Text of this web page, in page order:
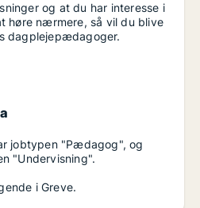
og at du har interesse i
høre nærmere, så vil du blive
dagplejepædagoger.
jobtypen "Pædagog", og
"Undervisning".
i Greve.